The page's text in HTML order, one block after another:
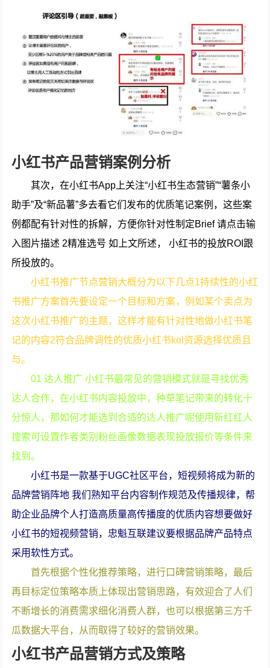
小红书产品营销案例分析
其次，在小红书App上关注“小红书生态营销”“薯条小
助手”及“新品薯”多去看它们发布的优质笔记案例，这些案
例都配有针对性的拆解，方便你针对性制定Brief 请点击输
入图片描述 2精准选号 如上文所述， 小红书的投放ROI跟
所投放的。
小红书推广节点营销大概分为以下几点1持续性的小红
书推广方案首先要设定一个目标和方案，例如某个卖点为
这次小红书推广的主题，这样才能有针对性地做小红书笔
记的内容2符合品牌调性的优质小红书kol资源选择优质且
与。
01 达人推广 小红书最常见的营销模式就是寻找优秀
达人合作，在小红书内容投放中，种草笔记带来的转化十
分惊人，那如何才能选到合适的达人推广呢使用新红红人
搜索可设置作者类别粉丝画像数据表现投放报价等条件来
找到。
小红书是一款基于UGC社区平台，短视频将成为新的
品牌营销阵地 我们熟知平台内容制作规范及传播规律，帮
助企业品牌个人打造高质量高传播度的优质内容想要做好
小红书的短视频营销，忠魁互联建议要根据品牌产品特点
采用软性方式。
首先根据个性化推荐策略，进行口碑营销策略，最后
再目标定位策略本质上体现出营销思路，有效迎合了人们
不断增长的消费需求细化消费人群，也可以根据第三方千
瓜数据大平台，从而取得了较好的营销效果。
小红书产品营销方式及策略